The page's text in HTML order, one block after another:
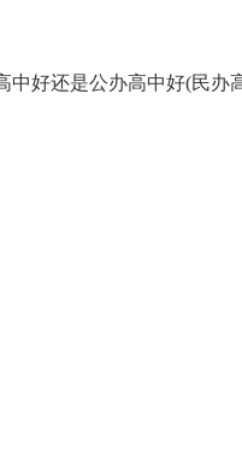
中好还是公办高中好(民办